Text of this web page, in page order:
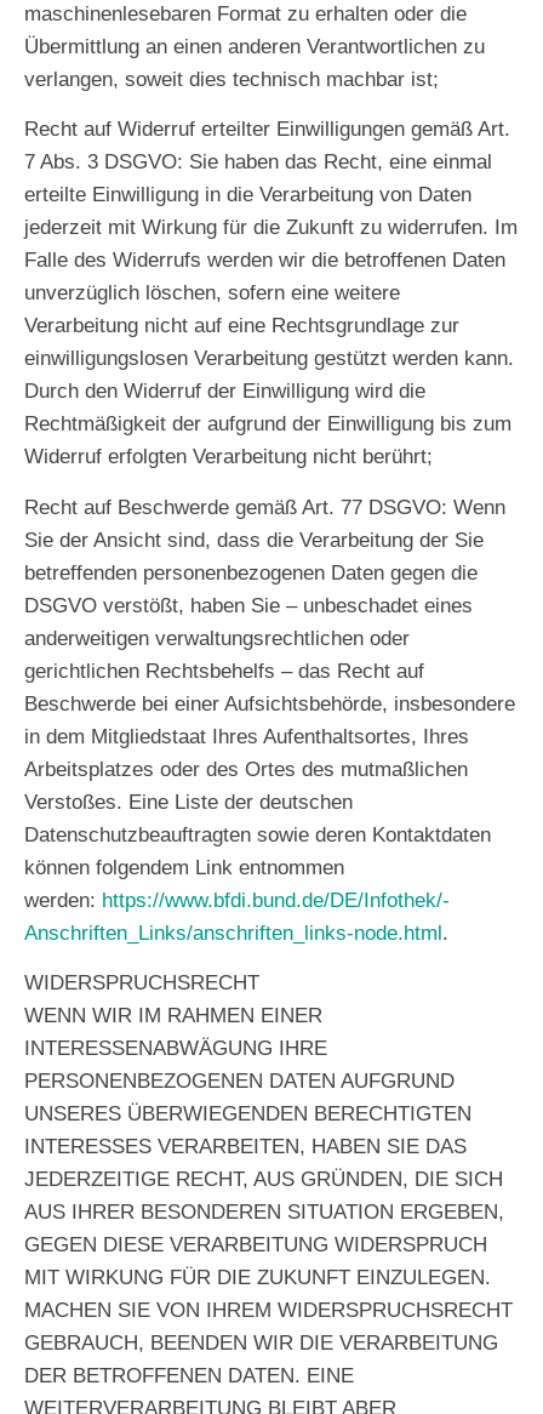
maschinenlesebaren Format zu erhalten oder die
Übermittlung an einen anderen Verantwortlichen zu
verlangen, soweit dies technisch machbar ist;
Recht auf Widerruf erteilter Einwilligungen gemäß Art.
7 Abs. 3 DSGVO: Sie haben das Recht, eine einmal
erteilte Einwilligung in die Verarbeitung von Daten
jederzeit mit Wirkung für die Zukunft zu widerrufen. Im
Falle des Widerrufs werden wir die betroffenen Daten
unverzüglich löschen, sofern eine weitere
Verarbeitung nicht auf eine Rechtsgrundlage zur
einwilligungslosen Verarbeitung gestützt werden kann.
Durch den Widerruf der Einwilligung wird die
Rechtmäßigkeit der aufgrund der Einwilligung bis zum
Widerruf erfolgten Verarbeitung nicht berührt;
Recht auf Beschwerde gemäß Art. 77 DSGVO: Wenn
Sie der Ansicht sind, dass die Verarbeitung der Sie
betreffenden personenbezogenen Daten gegen die
DSGVO verstößt, haben Sie – unbeschadet eines
anderweitigen verwaltungsrechtlichen oder
gerichtlichen Rechtsbehelfs – das Recht auf
Beschwerde bei einer Aufsichtsbehörde, insbesondere
in dem Mitgliedstaat Ihres Aufenthaltsortes, Ihres
Arbeitsplatzes oder des Ortes des mutmaßlichen
Verstoßes. Eine Liste der deutschen
Datenschutzbeauftragten sowie deren Kontaktdaten
können folgendem Link entnommen
werden: https://www.bfdi.bund.de/DE/Infothek/­
Anschriften_Links/anschriften_links-node.html.
WIDERSPRUCHSRECHT
WENN WIR IM RAHMEN EINER
INTERESSENABWÄGUNG IHRE
PERSONENBEZOGENEN DATEN AUFGRUND
UNSERES ÜBERWIEGENDEN BERECHTIGTEN
INTERESSES VERARBEITEN, HABEN SIE DAS
JEDERZEITIGE RECHT, AUS GRÜNDEN, DIE SICH
AUS IHRER BESONDEREN SITUATION ERGEBEN,
GEGEN DIESE VERARBEITUNG WIDERSPRUCH
MIT WIRKUNG FÜR DIE ZUKUNFT EINZULEGEN.
MACHEN SIE VON IHREM WIDERSPRUCHSRECHT
GEBRAUCH, BEENDEN WIR DIE VERARBEITUNG
DER BETROFFENEN DATEN. EINE
WEITERVERARBEITUNG BLEIBT ABER